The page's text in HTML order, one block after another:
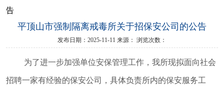
法治热点
法治调研督察
以案释法 政府立法
人民调解
人民监督和
司法鉴定
典型风采 政府信息公
依申请公
法定主动公
告
平顶山市强制隔离戒毒所关于招保安公司的公告
发布日期：2025-11-11 来源： 浏览次数：
为了进一步加强单位安保管理工作，我所现拟面向社会
招聘一家有经验的保安公司，具体负责所内的保安服务工